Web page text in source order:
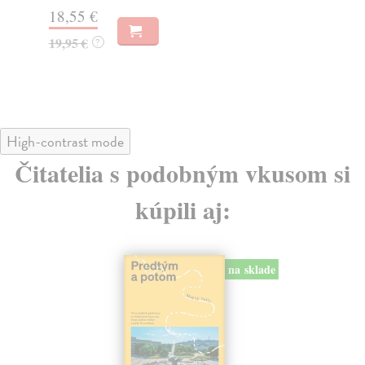
31,21 €
32,85 € ?
High-contrast mode
Čitatelia s podobným vkusom si
kúpili aj: